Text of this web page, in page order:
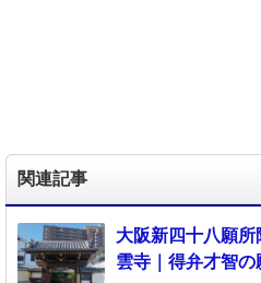
関連記事
大阪新四十八願
雲寺｜得弁才智の